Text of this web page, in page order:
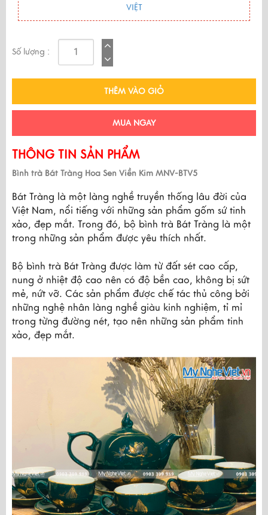
VIỆT
Số lượng :
THÊM VÀO GIỎ
MUA NGAY
THÔNG TIN SẢN PHẨM
Bình trà Bát Tràng Hoa Sen Viền Kim MNV-BTV5
Bát Tràng là một làng nghề truyền thống lâu đời của
Việt Nam, nổi tiếng với những sản phẩm gốm sứ tinh
xảo, đẹp mắt. Trong đó, bộ bình trà Bát Tràng là một
trong những sản phẩm được yêu thích nhất.
Bộ bình trà Bát Tràng được làm từ đất sét cao cấp,
nung ở nhiệt độ cao nên có độ bền cao, không bị sứt
mẻ, nứt vỡ. Các sản phẩm được chế tác thủ công bởi
những nghệ nhân làng nghề giàu kinh nghiệm, tỉ mỉ
trong từng đường nét, tạo nên những sản phẩm tinh
xảo, đẹp mắt.